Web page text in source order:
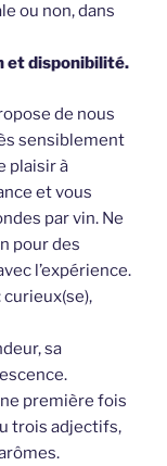
ou non, dans
et disponibilité.
de nous
sensiblement
plaisir à
et vous
par vin. Ne
pour des
l’expérience.
curieux(se),
sa
première fois
trois adjectifs,